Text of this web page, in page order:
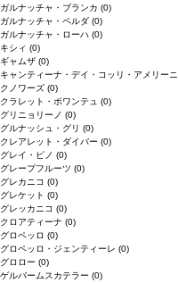
ガルナッチャ・ブランカ (0)
ガルナッチャ・ペルダ (0)
ガルナッチャ・ローハ (0)
キシィ (0)
ギャムザ (0)
キャンティーナ・デイ・コッリ・アメリーニ
クノワーズ (0)
クラレット・ボワンテュ (0)
グリニョリーノ (0)
グルナッシュ・グリ (0)
クレアレット・ダイバー (0)
グレイ・ピノ (0)
グレープフルーツ (0)
グレカニコ (0)
グレケット (0)
グレッカニコ (0)
クロアティーナ (0)
グロペッロ (0)
グロペッロ・ジェンティーレ (0)
グロロー (0)
ゲルバームスカテラー (0)